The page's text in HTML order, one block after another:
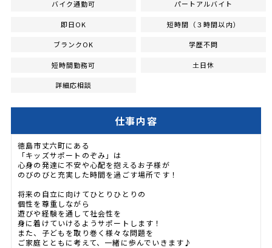
バイク通勤可 パートアルバイト
即日OK 短時間（３時間以内）
ブランクOK 学歴不問
短時間勤務可 土日休
詳細応相談
仕事内容
徳島市丈六町にある
「キッズサポートのぞみ」は
心身の発達に不安や心配を抱えるお子様が
のびのびと充実した時間を過ごす場所です！
将来の自立に向けてひとりひとりの
個性を尊重しながら
遊びや経験を通して社会性を
身に着けていけるようサポートします！
また、子どもを取り巻く様々な問題を
ご家庭とともに考えて、一緒に歩んでいきます♪